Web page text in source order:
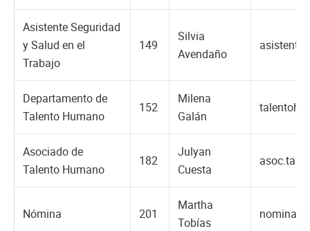
Asistente Seguridad
y Salud en el
Trabajo
149
Silvia
Avendaño
Departamento de
Talento Humano
152
Milena
Galán
Asociado de
Talento Humano
182
Julyan
Cuesta
Nómina 201
Martha
Tobías